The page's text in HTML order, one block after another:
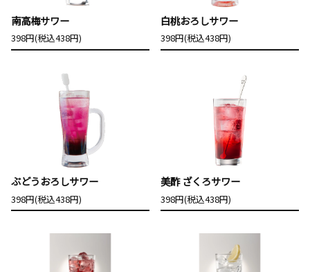
南高梅サワー
398円(税込438円)
白桃おろしサワー
398円(税込438円)
ぶどうおろしサワー
398円(税込438円)
美酢 ざくろサワー
398円(税込438円)